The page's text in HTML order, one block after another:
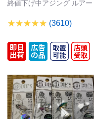
終値下げ中アジング ルア
(3610)